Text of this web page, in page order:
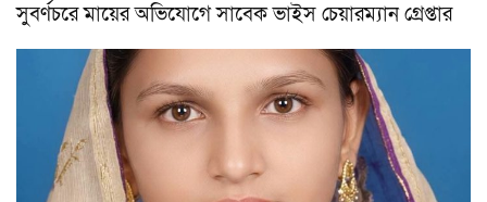
সুবর্ণচরে মায়ের অভিযোগে সাবেক ভাইস চেয়ারম্যান গ্রেপ্তার